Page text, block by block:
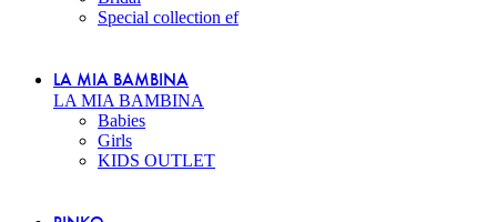
Special collection ef
LA MIA BAMBINA
LA MIA BAMBINA
Babies
Girls
KIDS OUTLET